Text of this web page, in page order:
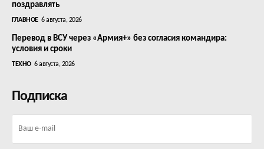
поздравлять
ГЛАВНОЕ 6 августа, 2026
Перевод в ВСУ через «Армия+» без согласия командира:
условия и сроки
ТЕХНО 6 августа, 2026
Подписка